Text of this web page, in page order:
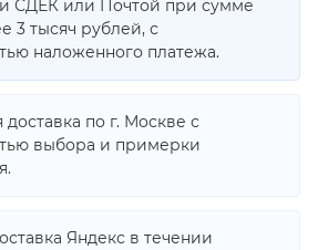
СДЕК или Почтой при сумме
3 тысяч рублей, с
наложенного платежа.
доставка по г. Москве с
выбора и примерки
Яндекс в течении